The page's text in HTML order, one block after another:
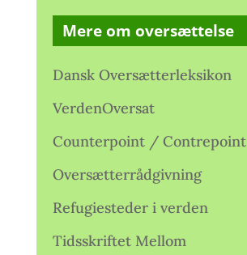
Mere om oversættelse
Dansk Oversætterleksikon
VerdenOversat
Counterpoint / Contrepoint
Oversætterrådgivning
Refugiesteder i verden
Tidsskriftet Mellom